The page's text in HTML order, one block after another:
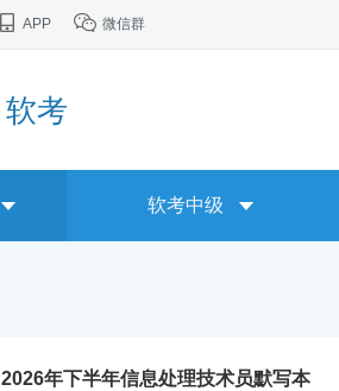
APP 微信群
软考
软考中级
2026年下半年信息处理技术员默写本